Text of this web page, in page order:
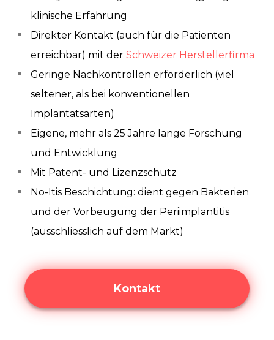
klinische Erfahrung
Direkter Kontakt (auch für die Patienten
erreichbar) mit der Schweizer Herstellerfirma
Geringe Nachkontrollen erforderlich (viel
seltener, als bei konventionellen
Implantatsarten)
Eigene, mehr als 25 Jahre lange Forschung
und Entwicklung
Mit Patent- und Lizenzschutz
No-Itis Beschichtung: dient gegen Bakterien
und der Vorbeugung der Periimplantitis
(ausschliesslich auf dem Markt)
Kontakt